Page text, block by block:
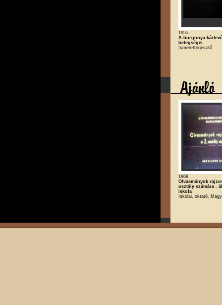
1955
A burgonya
betegségei
Ismeretterjesztő
1968
Olvasmányok
osztály számára .
iskola
Iskolai, oktató,